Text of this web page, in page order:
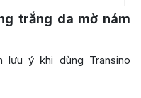
trắng da mờ nám
lưu ý khi dùng Transino